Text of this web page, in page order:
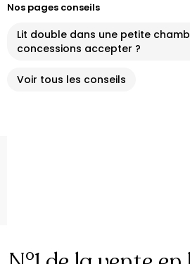
Nos pages conseils
Lit double dans une petite
concessions accepter ?
Voir tous les conseils